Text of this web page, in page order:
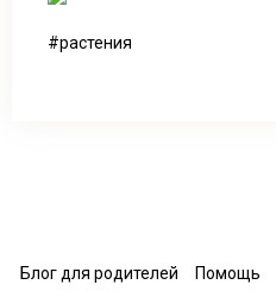
растения
Блог для родителей Помощь